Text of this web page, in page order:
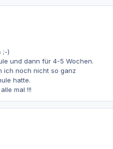
;-)
und dann für 4-5 Wochen.
ich noch nicht so ganz
hatte.
mal !!!